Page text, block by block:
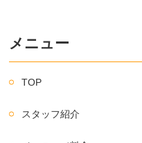
メニュー
TOP
スタッフ紹介